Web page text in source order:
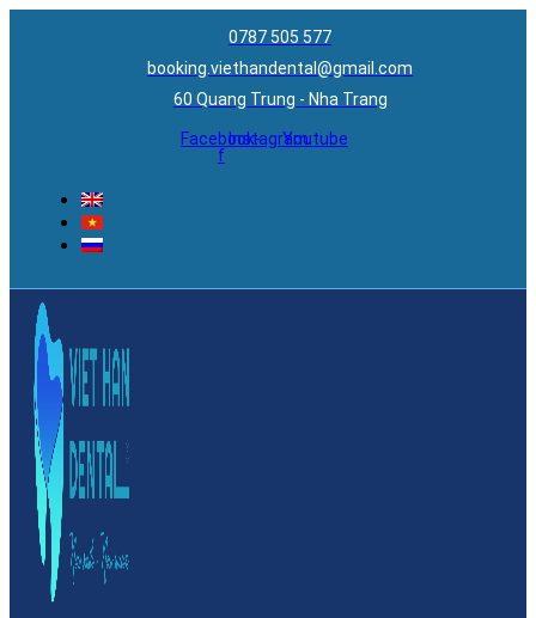
0787 505 577
booking.viethandental@gmail.com
60 Quang Trung - Nha Trang
Facebook-
f
InstagramYoutube